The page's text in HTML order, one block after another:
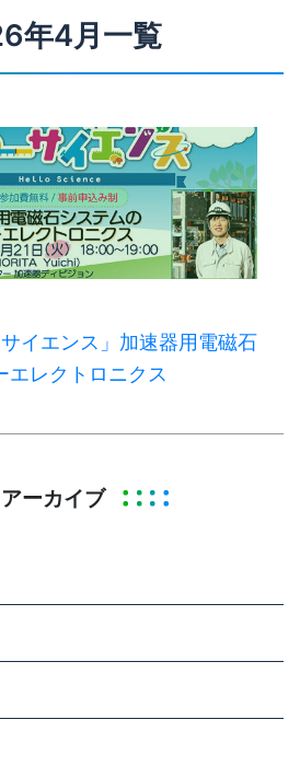
年4月一覧
サイエンス」加速器用電磁石
エレクトロニクス
アーカイブ